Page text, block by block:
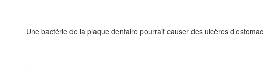
Une bactérie de la plaque dentaire pourrait causer des ulcères d’estomac